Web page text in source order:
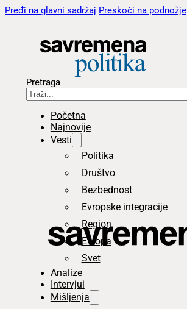
Pređi na glavni sadržaj Preskoči na podnožje
Pretraga
Početna
Najnovije
Vesti
Politika
Društvo
Bezbednost
Evropske integracije
Region
Evropa
Svet
Analize
Intervjui
Mišljenja